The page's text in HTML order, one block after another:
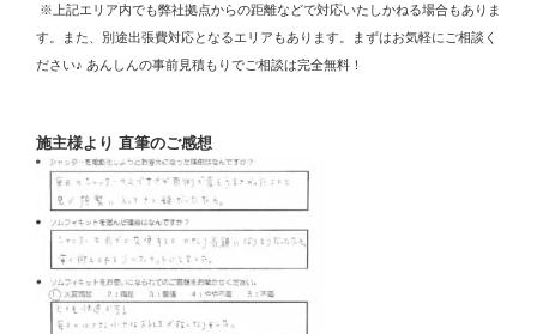
※上記エリア内でも弊社拠点からの距離などで対応いたしかねる場合もありま
す。また、別途出張費対応となるエリアもあります。まずはお気軽にご相談く
ださい♪ あんしんの事前見積もりでご相談は完全無料！
施主様より 直筆のご感想